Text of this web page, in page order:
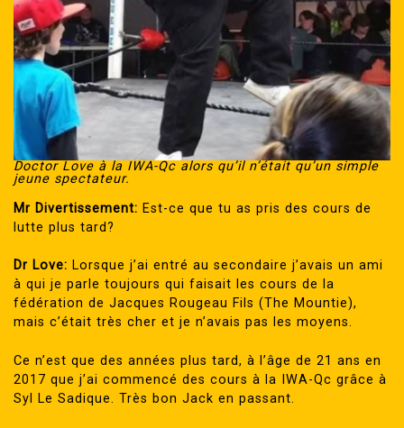
Doctor Love à la IWA-Qc alors qu’il n’était qu’un simple
jeune spectateur.
Mr Divertissement: Est-ce que tu as pris des cours de
lutte plus tard?
Dr Love: Lorsque j’ai entré au secondaire j’avais un ami
à qui je parle toujours qui faisait les cours de la
fédération de Jacques Rougeau Fils (The Mountie),
mais c’était très cher et je n’avais pas les moyens.
Ce n’est que des années plus tard, à l’âge de 21 ans en
2017 que j’ai commencé des cours à la IWA-Qc grâce à
Syl Le Sadique. Très bon Jack en passant.